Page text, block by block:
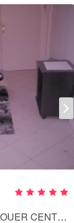
APPARTEMENT MEUBLÉ A LOUER CENTRE VILLE ANGOULÊME